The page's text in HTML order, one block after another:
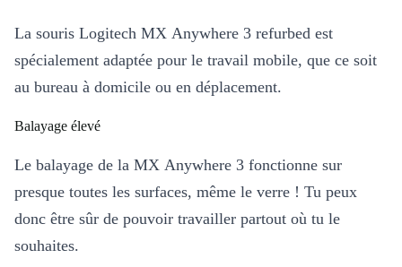
La souris Logitech MX Anywhere 3 refurbed est
spécialement adaptée pour le travail mobile, que ce soit
au bureau à domicile ou en déplacement.
Balayage élevé
Le balayage de la MX Anywhere 3 fonctionne sur
presque toutes les surfaces, même le verre ! Tu peux
donc être sûr de pouvoir travailler partout où tu le
souhaites.